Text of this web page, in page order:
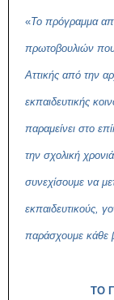
«Το πρόγραμμα
πρωτοβουλιών που
Αττικής από την
εκπαιδευτικής
παραμείνει στο
την σχολική
συνεχίσουμε να
εκπαιδευτικούς,
παράσχουμε κάθε
ΤΟ